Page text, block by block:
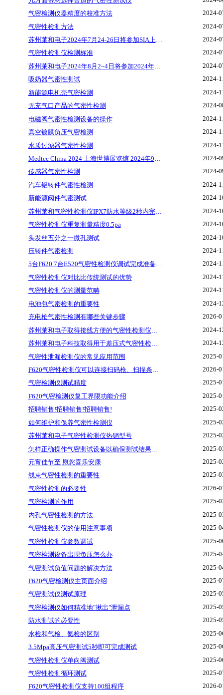
气密检测仪器精度的校准方法
2024-
气密性检测方法
2024-
苏州莱和电子2024年7月24-26日将参加SIA上海国际智能工厂展览会
2024-
气密性检测仪检测标准
2024-
苏州莱和电子2024年8月2~4日将参加2024年上海国际汽车创新技术周
2024-
吸奶器气密性测试
2024-
新能源电机壳气密检测
2024-
无充气口产品的气密性检测‌
2024-
电磁阀气密性检测设备的操作
2024-
真空镀膜负压气密检测
2024-
水质过滤器气密性检测
2024-
2024-
传感器气密性检测
2024-
汽车铝铸件气密性检测
2024-
新能源阀件气密测试
2024-
苏州莱和气密性检测仪IPX7防水等级2秒内完成检测
2024-
气密性检测仪重复测量精度0.5pa
2024-
头发丝五分之一微孔测试
2024-
压铸件气密检测
2024-
5台F620 7台E520气密性检测仪调试完成准备发货
2024-
气密性检测仪对比比传统测试的优势
2024-
气密性检测仪的测量范畴
2024-
电池包气密检测的重要性
2024-
充电枪气密性检测有哪些关键步骤
2026-
2024-
苏州莱和电子科技取得用于差压式气密性检测仪的检测调控装置专利，解决了检测仪气压调控麻烦的问题
2024-
气密性泄漏检测仪的常见应用范围
2025-
F620气密性检测仪可以连接扫码枪、扫描条码以及二维码
2026-
气密检测仪测试精度
2025-
F620气密检测仪复工界限功能介绍
2025-
招聘销售!招聘销售!招聘销售!
2025-
如何维护和保养气密性检测仪
2025-
苏州莱和电子气密性检测仪热销型号
2025-
怎样正确操作气密测试设备以确保测试结果的准确性
2025-
元宵佳节至 愿您喜乐安康
2025-
线束气密性检测的重要性
2025-
‌气密性检测的必要性
2026-
气密检测的作用
2025-
内孔气密性检测的方法
2025-
气密性检测仪的使用注意事项
2025-
气密性检测仪参数调试
2025-
气密检测设备出现负压怎么办
2025-
气密测试负值问题的解决方法
2025-
F620气密检测仪主页面介绍
2025-
气密测试仪测试原理
2025-
气密检测仪如何精准地"揪出"泄漏点
2025-
防水测试的必要性
2025-
水检和气检、氦检的区别
2025-
3.5Mpa高压气密测试5秒即可完成测试
2025-
气密性检测仪单向阀测试
2025-
气密性检测循环测试
2025-
F620气密性检测仪支持100组程序
2026-